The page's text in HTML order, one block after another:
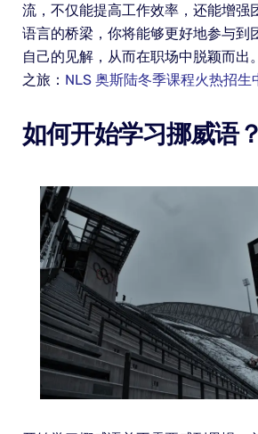
流，不仅能提高工作效率，还能增强
语言的桥梁，你将能够更好地参与到
自己的见解，从而在职场中脱颖而出
之旅： NLS 奥斯陆冬季课程火热招生
如何开始学习挪威语？